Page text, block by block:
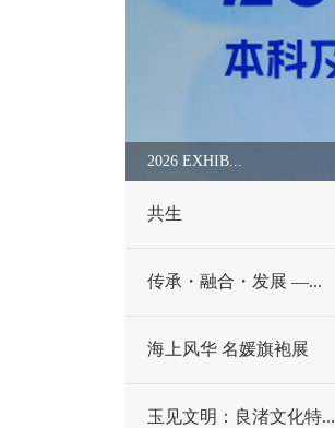
2026 EXHIB...
共生
传承・融合・发展 —...
海上风华 名媛旗袍展
玉见文明：良渚文化特...